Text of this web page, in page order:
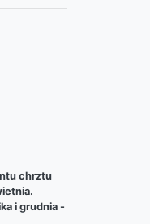
chrztu
i grudnia -